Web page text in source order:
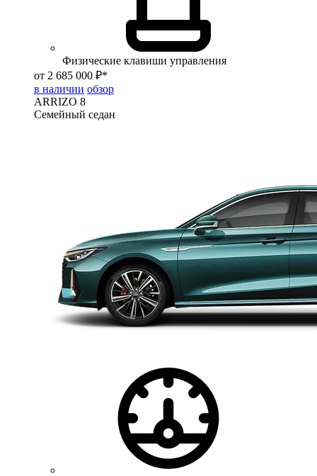
Физические клавиши управления
от 2 685 000 ₽*
в наличии обзор
ARRIZO 8
Семейный седан